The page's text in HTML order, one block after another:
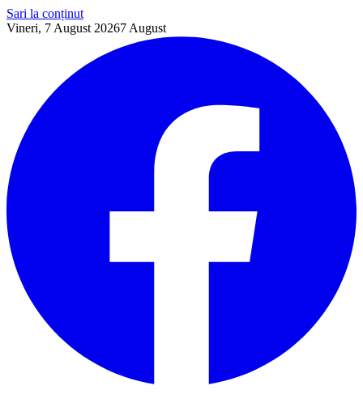
Sari la conținut
Vineri, 7 August 20267 August